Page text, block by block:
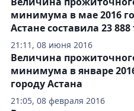
21:11, 08 июня 2016
минимума в мае 2016
Астане составила 23 888
21:05, 08 февраля 2016
Величина
минимума в январе
городу Астана